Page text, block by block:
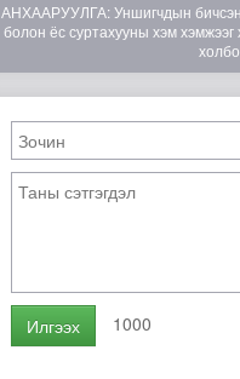
АНХААРУУЛГА: Уншигчдын бичсэн
болон ёс суртахууны хэм хэмжээг
Илгээх 1000